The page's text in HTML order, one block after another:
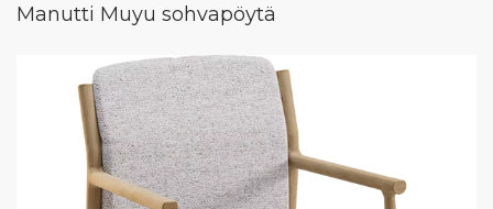
Manutti Muyu sohvapöytä